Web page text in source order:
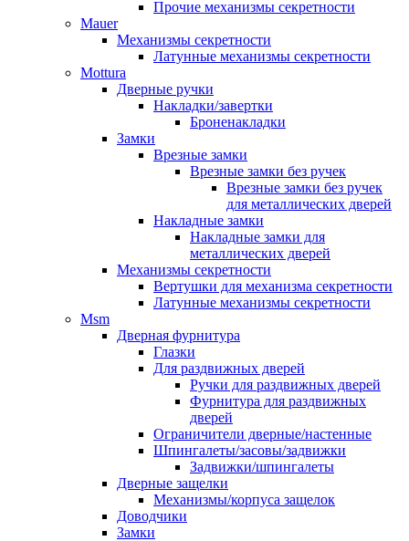
Прочие механизмы секретности
Mauer
Механизмы секретности
Латунные механизмы секретности
Mottura
Дверные ручки
Накладки/завертки
Броненакладки
Замки
Врезные замки
Врезные замки без ручек
Врезные замки без ручек
для металлических дверей
Накладные замки
Накладные замки для
металлических дверей
Механизмы секретности
Вертушки для механизма секретности
Латунные механизмы секретности
Msm
Дверная фурнитура
Глазки
Для раздвижных дверей
Ручки для раздвижных дверей
Фурнитура для раздвижных
дверей
Ограничители дверные/настенные
Шпингалеты/засовы/задвижки
Задвижки/шпингалеты
Дверные защелки
Механизмы/корпуса защелок
Доводчики
Замки